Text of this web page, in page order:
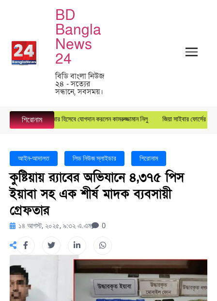
BD
Bangla
News
24
বিডি বাংলা নিউজ
২৪ - সত্যের
সন্ধানে, সবসময়।
শিরোনাম
ম্যানেজার হিসেবে যোগদান করলেন কামরুজ্জামান নিলু জিয়া সাইবার ফোর্সের কেন্দ্রীয়
আইন-আদালত লিড নিউজ স্লাইডার শিরোনাম
কুষ্টিয়ায় র‍্যাবের অভিযানে ৪,৩৭৫ পিস
ইয়াবা সহ এক শীর্ষ মাদক ব্যবসায়ী
গ্রেফতার
১৪ আগস্ট, ২০২৫, ৯:৩২ এ.এম 0